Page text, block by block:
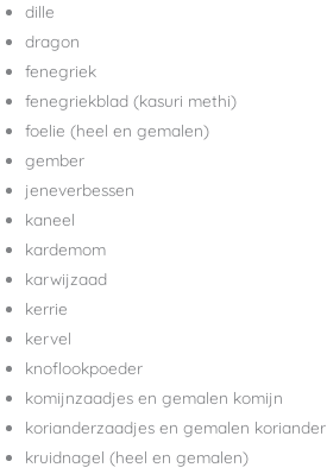
dille
dragon
fenegriek
fenegriekblad (kasuri methi)
foelie (heel en gemalen)
gember
jeneverbessen
kaneel
kardemom
karwijzaad
kerrie
kervel
knoflookpoeder
komijnzaadjes en gemalen komijn
korianderzaadjes en gemalen koriander
kruidnagel (heel en gemalen)